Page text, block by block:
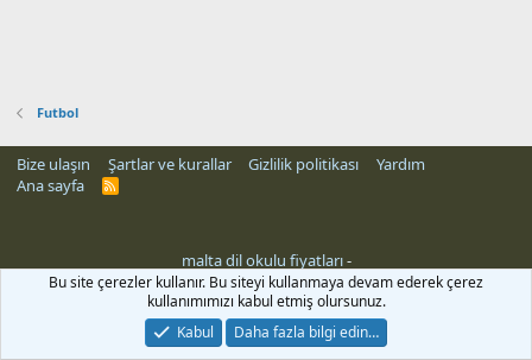
Futbol
Bize ulaşın Şartlar ve kurallar Gizlilik politikası
Yardım
Ana sayfa
R
malta dil okulu fiyatları-
Bu site çerezler kullanır. Bu siteyi kullanmaya devam ederek çerez
kullanımımızı kabul etmiş olursunuz.
Kabul
Daha fazla bilgi edin…